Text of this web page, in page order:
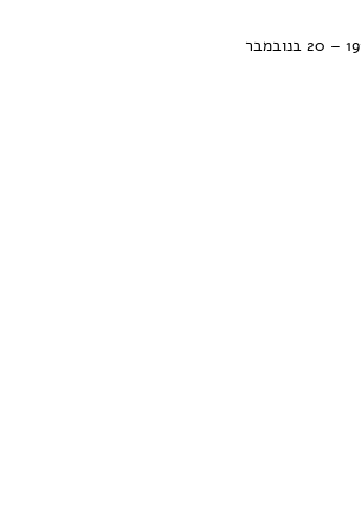
נעמי פרנקל (20 בנובמבר 1918 – 20 בנובמבר